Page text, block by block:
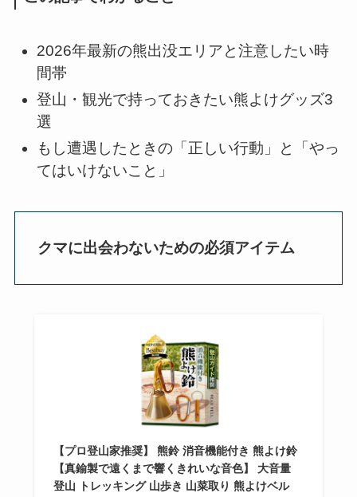
2026年最新の熊出没エリアと注意したい時
間帯
登山・観光で持っておきたい熊よけグッズ3
選
もし遭遇したときの「正しい行動」と「やっ
てはいけないこと」
クマに出会わないための必須アイテム
【プロ登山家推奨】 熊鈴 消音機能付き 熊よけ鈴
【真鍮製で遠くまで響くきれいな音色】 大音量
登山 トレッキング 山歩き 山菜取り 熊よけベル